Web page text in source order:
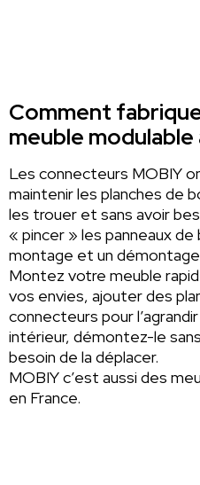
Comment
meuble modulable
Les connecteurs MOBIY
maintenir les planches de
les trouer et sans avoir
« pincer » les panneaux
montage et un
Montez votre meuble
vos envies, ajouter des
connecteurs pour
intérieur, démontez-le sans
besoin de la déplacer.
MOBIY c’est aussi des
en France.